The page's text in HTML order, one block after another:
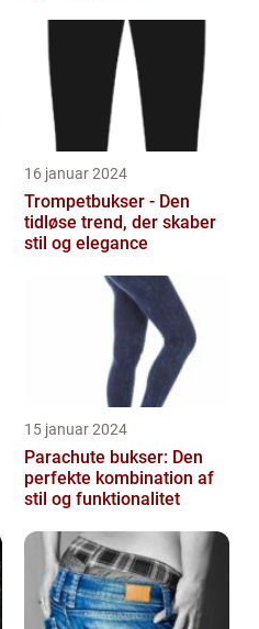
16 januar 2024
Trompetbukser - Den
tidløse trend, der skaber
stil og elegance
15 januar 2024
Parachute bukser: Den
perfekte kombination af
stil og funktionalitet